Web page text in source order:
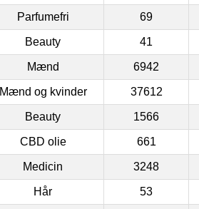
Parfumefri 69
Beauty 41
Mænd 6942
Mænd og kvinder 37612
Beauty 1566
CBD olie 661
Medicin 3248
Hår 53